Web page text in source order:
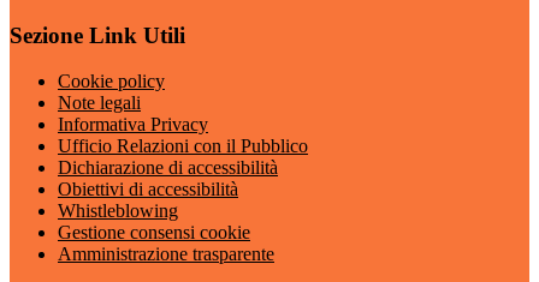
Sezione Link Utili
Cookie policy
Note legali
Informativa Privacy
Ufficio Relazioni con il Pubblico
Dichiarazione di accessibilità
Obiettivi di accessibilità
Whistleblowing
Gestione consensi cookie
Amministrazione trasparente